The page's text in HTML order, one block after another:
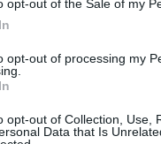
opt-out of the Sale of my
opt-out of processing my
opt-out of Collection, Use,
Data that Is
ugyanakkor a szigorítás a
a költségvetés
jelentős hatással
2012. harmadik negyedéves
vételével már 2013-ra